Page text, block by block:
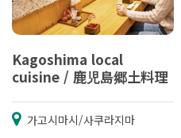
Kagoshima local
cuisine / 鹿児島郷土料理
가고시마시/사쿠라지마